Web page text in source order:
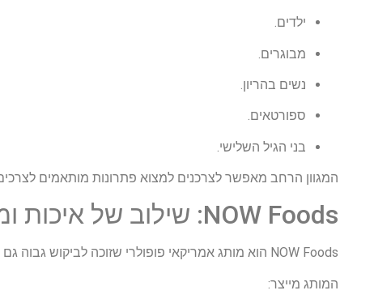
ילדים.
מבוגרים.
נשים בהריון.
ספורטאים.
בני הגיל השלישי.
המגוון הרחב מאפשר לצרכנים למצוא פתרונות מותאמים
NOW Foods: שילוב של איכות ומגוון
NOW Foods הוא מותג אמריקאי פופולרי שזוכה לביקוש גבוה גם בישראל. אחת הסיבות המרכזיות לכך היא היצע המוצרים העצום שהחברה מציעה.
המותג מייצר: